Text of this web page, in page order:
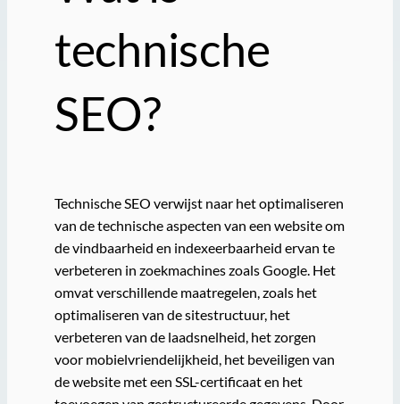
technische
SEO?
Technische SEO verwijst naar het optimaliseren
van de technische aspecten van een website om
de vindbaarheid en indexeerbaarheid ervan te
verbeteren in zoekmachines zoals Google. Het
omvat verschillende maatregelen, zoals het
optimaliseren van de sitestructuur, het
verbeteren van de laadsnelheid, het zorgen
voor mobielvriendelijkheid, het beveiligen van
de website met een SSL-certificaat en het